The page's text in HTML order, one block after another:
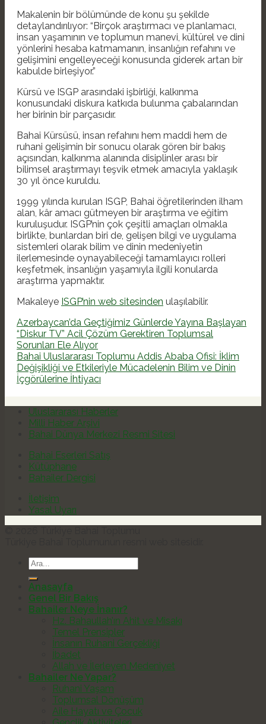
Makalenin bir bölümünde de konu şu şekilde
detaylandırılıyor: “Birçok araştırmacı ve planlamacı,
insan yaşamının ve toplumun manevi, kültürel ve dini
yönlerini hesaba katmamanın, insanlığın refahını ve
gelişimini engelleyeceği konusunda giderek artan bir
kabulde birleşiyor.”
Kürsü ve ISGP arasındaki işbirliği, kalkınma
konusundaki diskura katkıda bulunma çabalarından
her birinin bir parçasıdır.
Bahai Kürsüsü, insan refahını hem maddi hem de
ruhani gelişimin bir sonucu olarak gören bir bakış
açısından, kalkınma alanında disiplinler arası bir
bilimsel araştırmayı teşvik etmek amacıyla yaklaşık
30 yıl önce kuruldu.
1999 yılında kurulan ISGP, Bahai öğretilerinden ilham
alan, kâr amacı gütmeyen bir araştırma ve eğitim
kuruluşudur. ISGP’nin çok çeşitli amaçları olmakla
birlikte, bunlardan biri de, gelişen bilgi ve uygulama
sistemleri olarak bilim ve dinin medeniyetin
ilerlemesinde oynayabileceği tamamlayıcı rolleri
keşfetmek, insanlığın yaşamıyla ilgili konularda
araştırma yapmaktır.
Makaleye ISGP’nin web sitesinden ulaşılabilir.
Azerbaycan’da Geçtiğimiz Günlerde Yayına Başlayan
“Diskur TV” Acil Çözüm Gerektiren Toplumsal
Sorunları Ele Alıyor
Bahai Uluslararası Toplumu Addis Ababa Ofisi: İklim
Değişikliği ve Etkileriyle Mücadelenin Bilim ve Dinin
İçgörülerine İhtiyacı
Uluslararası Haberler
Milli Haber Arşivi
Bahai Dünya Merkezi Resmi Sitesi
Bahai Eserleri Satış
Kütüphane
Bahailer Dergisi
İletişim
Yasal Uyarı
Anasayfa
Genel Bir Bakış
Bahailer Neye İnanır?
Hz. Bahaullah’ın Ahit ve Misakı
Temel Prensipler
İnsanın Ruhani Gerçekliği
İbadet
Allah ve İlerleyen Medeniyet
Bahailer Ne Yapar?
Ruhani Yaşam
Toplumsal Dönüşüm
Aile Hayatı ve Çocuk